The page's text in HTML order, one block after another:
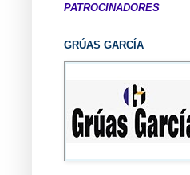
PATROCINADORES
GRÚAS GARCÍA